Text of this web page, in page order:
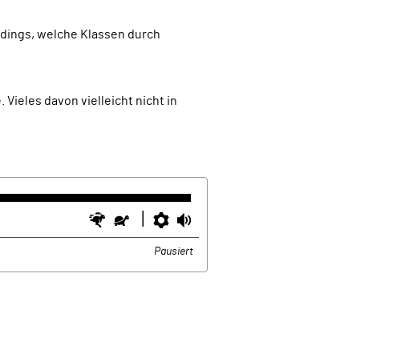
Vieles davon vielleicht nicht in
Schneller
LangsamerEinstellungen
Pausiert